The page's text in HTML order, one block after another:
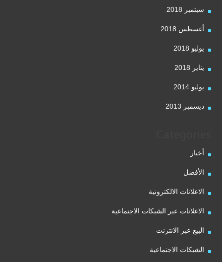
سبتمبر 2018
أغسطس 2018
يوليو 2018
يناير 2018
يوليو 2014
ديسمبر 2013
أخبار
الأفضل
الاعلانات الالكترونية
الاعلانات عبر الشبكات الاجتماعية
البيع عبر الانترنت
الشبكات الاجتماعية